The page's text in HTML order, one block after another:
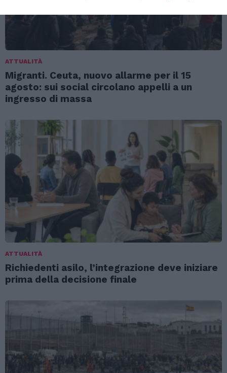
ATTUALITÀ
Migranti. Ceuta, nuovo allarme per il 15
agosto: sui social circolano appelli a un
ingresso di massa
ATTUALITÀ
Richiedenti asilo, l’integrazione deve iniziare
prima della decisione finale